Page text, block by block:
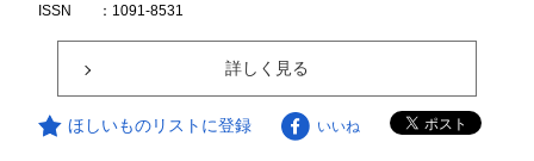
ISSN
：1091-8531
詳しく見る
ほしいものリストに登録 いいね